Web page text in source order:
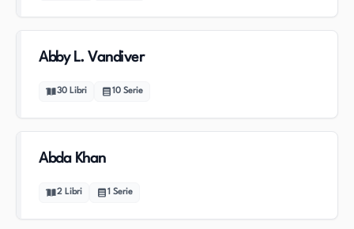
Abby L. Vandiver
30 Libri 10 Serie
Abda Khan
2 Libri 1 Serie